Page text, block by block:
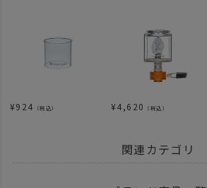
¥924 （税込） ¥4,620 （税込）
関連カテゴリ